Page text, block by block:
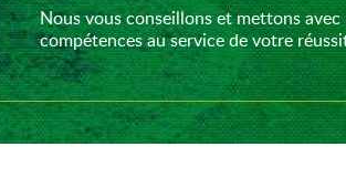
Nous vous conseillons et mettons
compétences au service de votre